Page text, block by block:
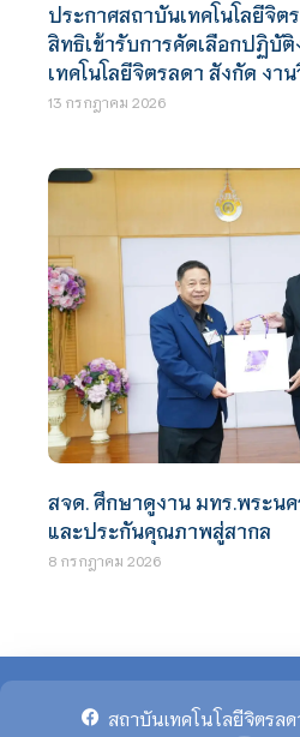
ประกาศสถาบันเทคโนโลยีจิต
สิทธิเข้ารับการคัดเลือกปฏิบั
เทคโนโลยีจิตรลดา สังกัด งา
13 กรกฎาคม 2026
สจด. ศึกษาดูงาน มทร.พระน
และประกันคุณภาพสู่สากล
8 กรกฎาคม 2026
สถาบันเทคโนโลยีจิตรลด